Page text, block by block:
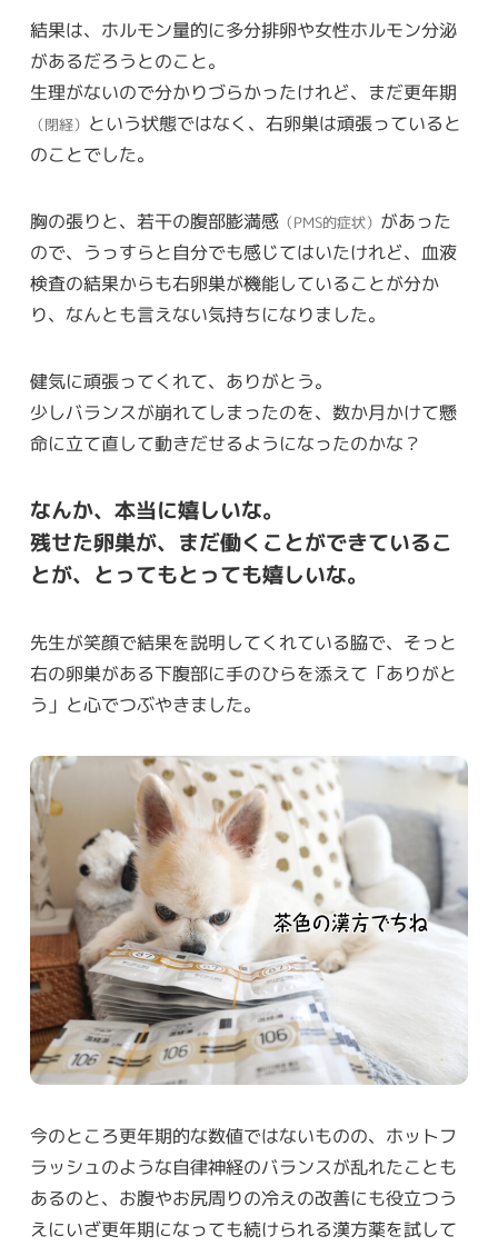
結果は、ホルモン量的に多分排卵や女性ホルモン分泌
があるだろうとのこと。
生理がないので分かりづらかったけれど、まだ更年期
（閉経） という状態ではなく、右卵巣は頑張っていると
のことでした。
胸の張りと、若干の腹部膨満感（PMS的症状） があった
ので、うっすらと自分でも感じてはいたけれど、血液
検査の結果からも右卵巣が機能していることが分か
り、なんとも言えない気持ちになりました。
健気に頑張ってくれて、ありがとう。
少しバランスが崩れてしまったのを、数か月かけて懸
命に立て直して動きだせるようになったのかな？
なんか、本当に嬉しいな。
残せた卵巣が、まだ働くことができているこ
とが、とってもとっても嬉しいな。
先生が笑顔で結果を説明してくれている脇で、そっと
右の卵巣がある下腹部に手のひらを添えて「ありがと
う」と心でつぶやきました。
今のところ更年期的な数値ではないものの、ホットフ
ラッシュのような自律神経のバランスが乱れたことも
あるのと、お腹やお尻周りの冷えの改善にも役立つう
えにいざ更年期になっても続けられる漢方薬を試して